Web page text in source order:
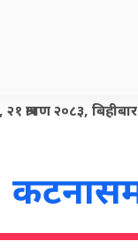
श्रावण २०८३,